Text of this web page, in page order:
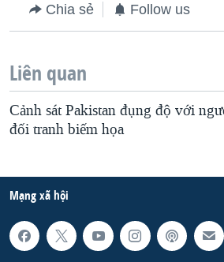
Chia sẻ Follow us
Liên quan
Cảnh sát Pakistan đụng độ với
đối tranh biếm họa
Mạng xã hội